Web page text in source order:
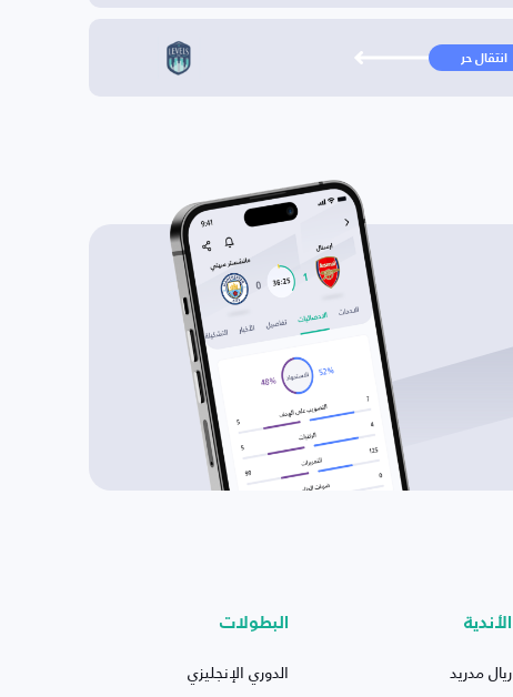
انتقال حر
الأندية
ريال مدريد
البطولات
الدوري الإنجليزي